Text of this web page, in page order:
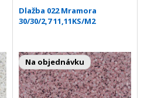
Dlažba 022 Mramora
30/30/2,7 11,11KS/M2
Na objednávku